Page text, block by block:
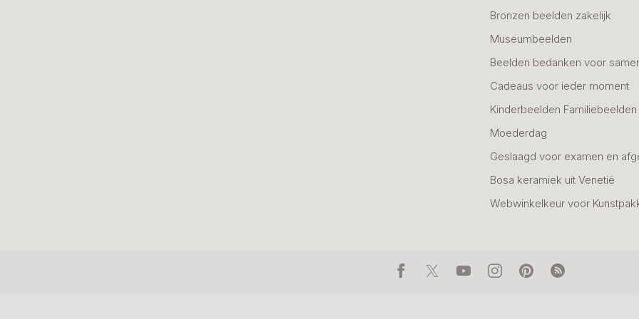
Bronzen beelden zakelijk
Museumbeelden
Beelden bedanken voor
Cadeaus voor ieder moment
Kinderbeelden Familiebeelden
Moederdag
Geslaagd voor examen en
Bosa keramiek uit Venetië
Webwinkelkeur voor